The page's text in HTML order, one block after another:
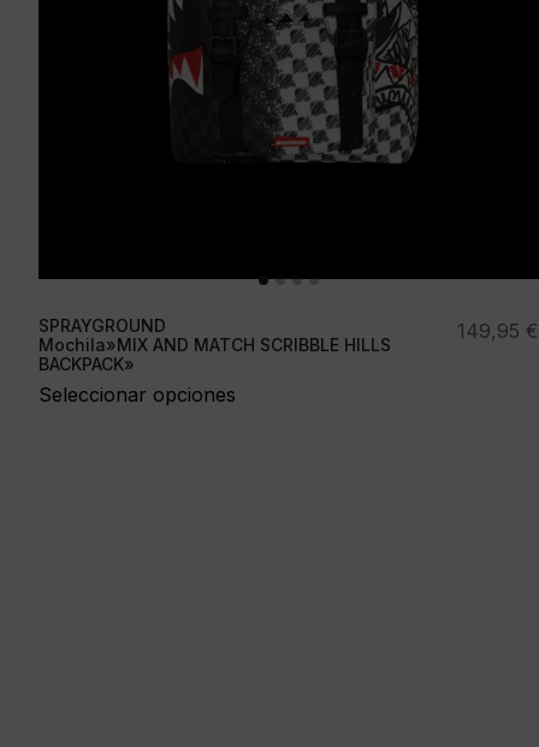
SPRAYGROUND
Mochila»MIX AND MATCH SCRIBBLE HILLS
BACKPACK»
Seleccionar opciones
149,95 €